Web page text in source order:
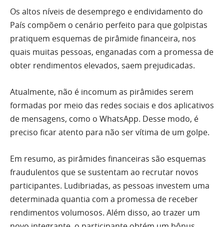
Os altos níveis de desemprego e endividamento do
País compõem o cenário perfeito para que golpistas
pratiquem esquemas de pirâmide financeira, nos
quais muitas pessoas, enganadas com a promessa de
obter rendimentos elevados, saem prejudicadas.
Atualmente, não é incomum as pirâmides serem
formadas por meio das redes sociais e dos aplicativos
de mensagens, como o WhatsApp. Desse modo, é
preciso ficar atento para não ser vítima de um golpe.
Em resumo, as pirâmides financeiras são esquemas
fraudulentos que se sustentam ao recrutar novos
participantes. Ludibriadas, as pessoas investem uma
determinada quantia com a promessa de receber
rendimentos volumosos. Além disso, ao trazer um